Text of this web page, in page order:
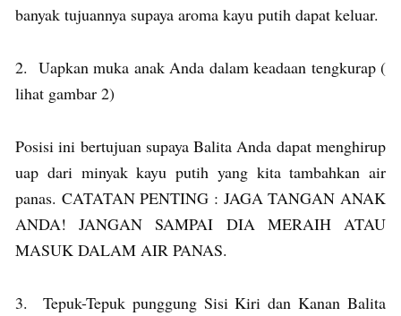
banyak tujuannya supaya aroma kayu putih dapat keluar.
2. Uapkan muka anak Anda dalam keadaan tengkurap (
lihat gambar 2)
Posisi ini bertujuan supaya Balita Anda dapat menghirup
uap dari minyak kayu putih yang kita tambahkan air
panas. CATATAN PENTING : JAGA TANGAN ANAK
ANDA! JANGAN SAMPAI DIA MERAIH ATAU
MASUK DALAM AIR PANAS.
3. Tepuk-Tepuk punggung Sisi Kiri dan Kanan Balita